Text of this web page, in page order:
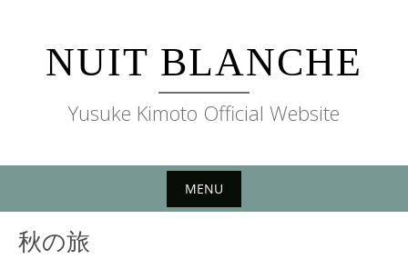
contentNUIT BLANCHE
Yusuke Kimoto Official Website
MENU
秋の旅